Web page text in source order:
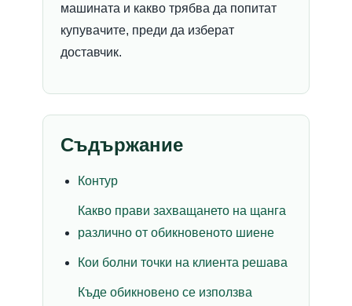
машината и какво трябва да попитат
купувачите, преди да изберат
доставчик.
Съдържание
Контур
Какво прави захващането на щанга
различно от обикновеното шиене
Кои болни точки на клиента решава
Къде обикновено се използва